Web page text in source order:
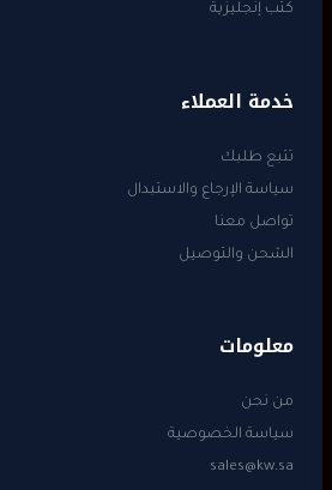
كتب إنجليزية
خدمة العملاء
تتبع طلبك
سياسة الإرجاع والاستبدال
تواصل معنا
الشحن والتوصيل
معلومات
من نحن
سياسة الخصوصية
sales@kw.sa